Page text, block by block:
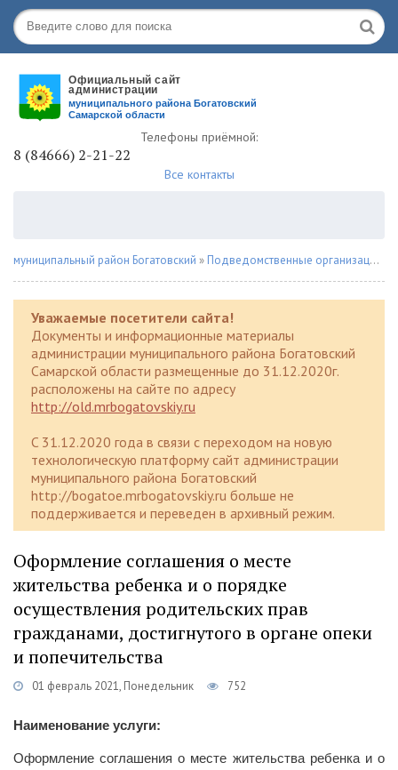
Телефоны приёмной:
8 (84666) 2-21-22
Все контакты
муниципальный район Богатовский » Подведомственные организации
Уважаемые посетители сайта!
Документы и информационные материалы
администрации муниципального района Богатовский
Самарской области размещенные до 31.12.2020г.
расположены на сайте по адресу
http://old.mrbogatovskiy.ru
C 31.12.2020 года в связи с переходом на новую
технологическую платформу сайт администрации
муниципального района Богатовский
http://bogatoe.mrbogatovskiy.ru больше не
поддерживается и переведен в архивный режим.
Оформление соглашения о месте
жительства ребенка и о порядке
осуществления родительских прав
гражданами, достигнутого в органе опеки
и попечительства
01 февраль 2021, Понедельник 752
Наименование услуги:
Оформление соглашения о месте жительства ребенка и о